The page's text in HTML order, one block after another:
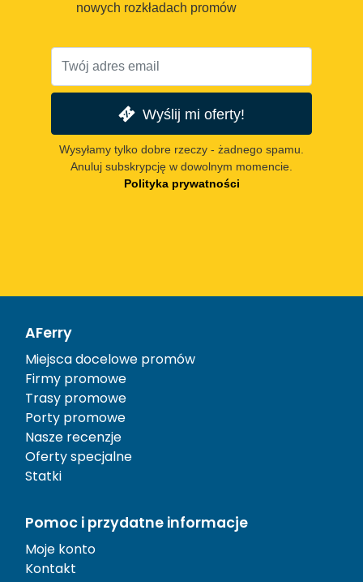
nowych rozkładach promów
Wyślij mi oferty!
Wysyłamy tylko dobre rzeczy - żadnego spamu.
Anuluj subskrypcję w dowolnym momencie.
Polityka prywatności
AFerry
Miejsca docelowe promów
Firmy promowe
Trasy promowe
Porty promowe
Nasze recenzje
Oferty specjalne
Statki
Pomoc i przydatne informacje
Moje konto
Kontakt